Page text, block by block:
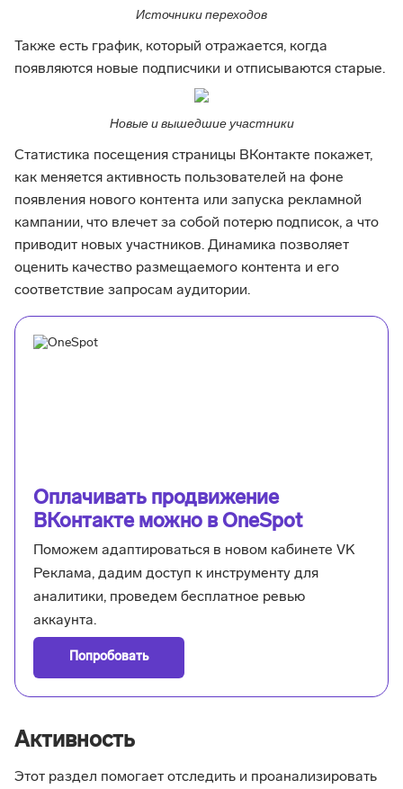
Источники переходов
Также есть график, который отражается, когда
появляются новые подписчики и отписываются старые.
Новые и вышедшие участники
Статистика посещения страницы ВКонтакте покажет,
как меняется активность пользователей на фоне
появления нового контента или запуска рекламной
кампании, что влечет за собой потерю подписок, а что
приводит новых участников. Динамика позволяет
оценить качество размещаемого контента и его
соответствие запросам аудитории.
Оплачивать продвижение
ВКонтакте можно в OneSpot
Поможем адаптироваться в новом кабинете VK
Реклама, дадим доступ к инструменту для
аналитики, проведем бесплатное ревью
аккаунта.
Попробовать
Активность
Этот раздел помогает отследить и проанализировать